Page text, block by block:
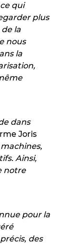
qui
plus
la
nous
la
dans
Joris
Ainsi,
notre
pour la
des